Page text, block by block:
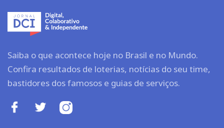
Saiba o que acontece hoje no Brasil e no Mundo.
Confira resultados de loterias, notícias do seu time,
bastidores dos famosos e guias de serviços.